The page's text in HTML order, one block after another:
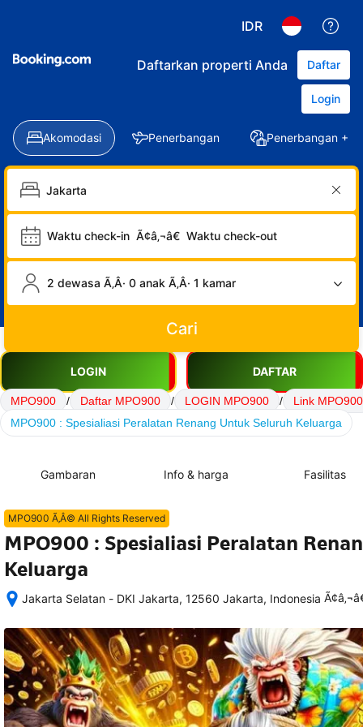
IDR
Daftarkan properti Anda Daftar
Login
Akomodasi Penerbangan Penerbangan +
Waktu check-in Ã¢â‚¬â€ Waktu check-out
2 dewasa Ã‚Â· 0 anak Ã‚Â· 1 kamar
Cari
LOGIN DAFTAR
MPO900 / Daftar MPO900 / LOGIN MPO900 /
Link MPO900
MPO900 : Spesialiasi Peralatan Renang Untuk Seluruh Keluarga
Gambaran Info & harga Fasilitas
MPO900 Ã‚Â© All Rights Reserved
MPO900 : Spesialiasi Peralatan
Keluarga
Jakarta Selatan - DKI Jakarta, 12560 Jakarta, Indonesia
memesan,
semua
rincian
akomodasi
termasuk
nomor